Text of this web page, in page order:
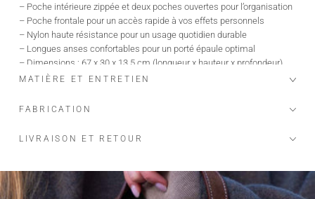
– Poche intérieure zippée et deux poches ouvertes pour l’organisation
– Poche frontale pour un accès rapide à vos effets personnels
– Nylon haute résistance pour un usage quotidien durable
– Longues anses confortables pour un porté épaule optimal
– Dimensions : 67 x 30 x 13,5 cm (longueur x hauteur x profondeur)
– Peut contenir ordinateur ou une tablette de 15 pouces.
MATIÈRE ET ENTRETIEN
FABRICATION
LIVRAISON ET RETOUR